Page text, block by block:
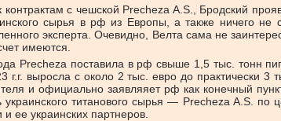
контрактам с чешской Precheza A.S., Бродский
сырья в рф из Европы, а также ничего не
эксперта. Очевидно, Велта сама не
имеются.
Precheza поставила в рф свыше 1,5 тыс. тонн
г.г. выросла с около 2 тыс. евро до практически
и официально заявляяет рф как конечный
украинского титанового сырья — Precheza A.S.
ее украинских партнеров.